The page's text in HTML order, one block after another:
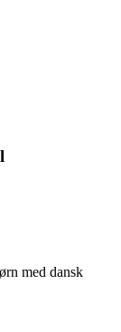
med dansk